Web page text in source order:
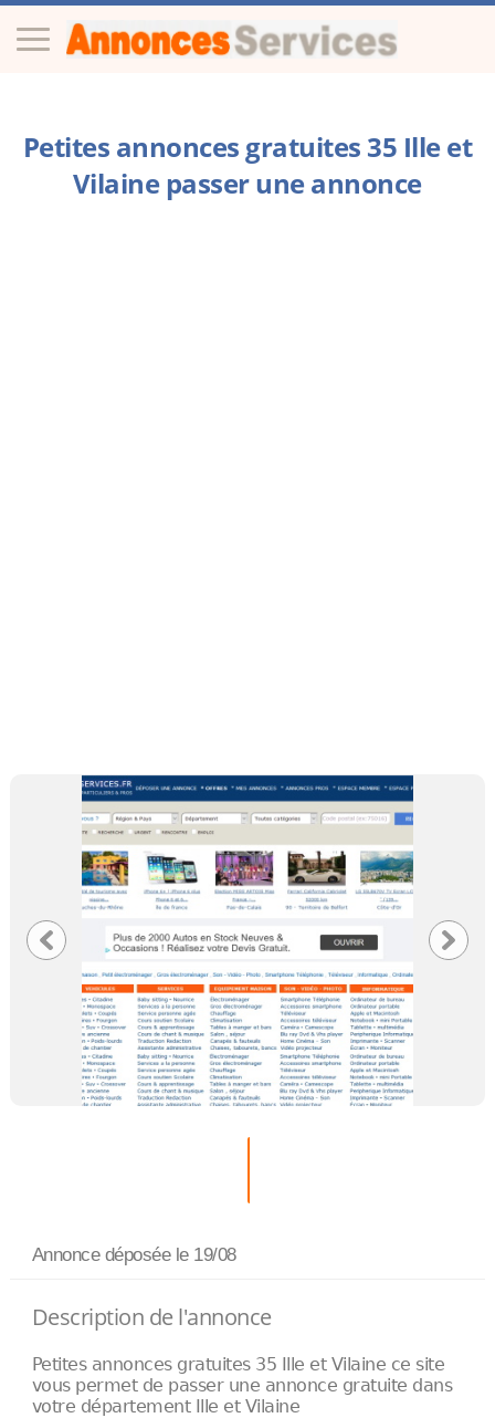
Petites annonces gratuites 35 Ille et
Vilaine passer une annonce
Annonce déposée le 19/08
Description de l'annonce
Petites annonces gratuites 35 Ille et Vilaine ce site
vous permet de passer une annonce gratuite dans
votre département Ille et Vilaine